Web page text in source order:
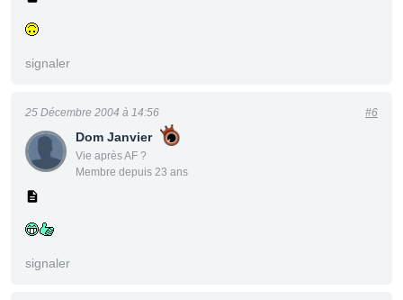
signaler
Dom Janvier
Vie après AF ?
Membre depuis 23 ans
25 Décembre 2004 à 14:56 #6
signaler